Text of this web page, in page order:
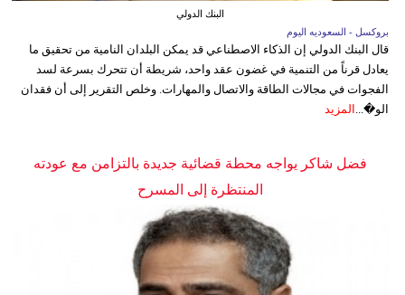
البنك الدولي
بروكسل - السعوديه اليوم
قال البنك الدولي إن الذكاء الاصطناعي قد يمكن البلدان النامية من تحقيق ما
يعادل قرناً من التنمية في غضون عقد واحد، شريطة أن تتحرك بسرعة لسد
الفجوات في مجالات الطاقة والاتصال والمهارات. وخلص التقرير إلى أن فقدان
الو�...
المزيد
فضل شاكر يواجه محطة قضائية جديدة بالتزامن مع عودته
المنتظرة إلى المسرح